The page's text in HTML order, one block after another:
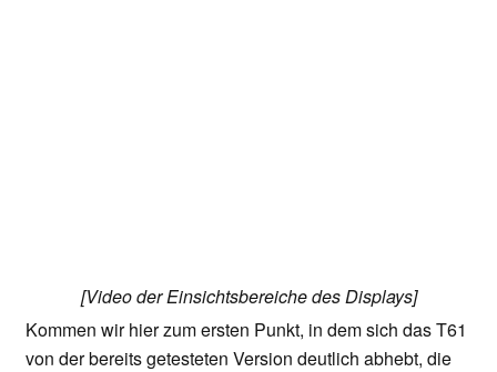
[Video der Einsichtsbereiche des Displays]
Kommen wir hier zum ersten Punkt, in dem sich das T61
von der bereits getesteten Version deutlich abhebt, die